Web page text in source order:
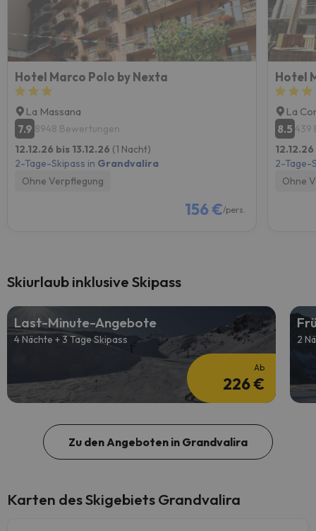
Hotel Marco Polo by Nexta
La Massana
7.9 8948 Bewertungen
12.12.26 bis 13.12.26 (1 Nacht)
2-Tage-Skipass in Grandvalira
Ohne Verpflegung
156 €/pers.
Hotel
La
8.5 439
2-Tage-
Ohne
Skiurlaub inklusive Skipass
Last-Minute-Angebote
4 Nächte + 3 Tage Skipass
Ab
226 €
2
Zu den Angeboten in Grandvalira
Karten des Skigebiets Grandvalira